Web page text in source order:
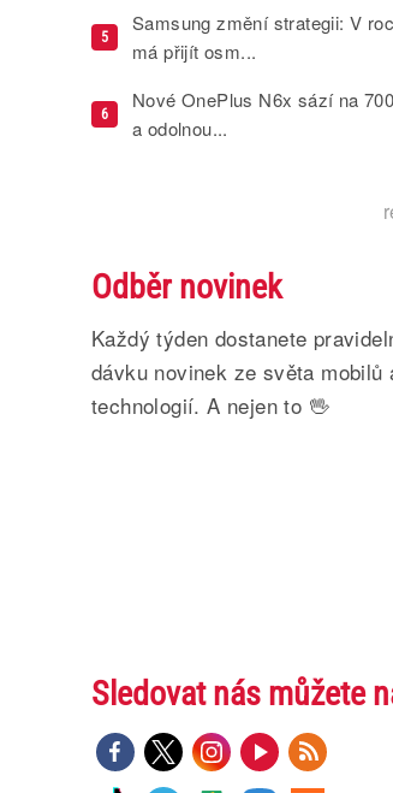
5
Samsung změní strategii: V
má přijít osm...
6
Nové OnePlus N6x sází na
a odolnou...
Odběr novinek
Každý týden dostanete
dávku novinek ze světa mobilů
technologií. A nejen to 🖖
Sledovat nás můžete